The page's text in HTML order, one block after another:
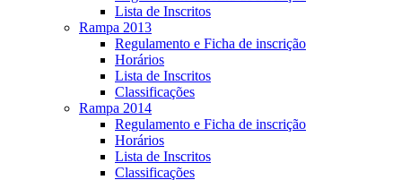
Lista de Inscritos
Rampa 2013
Regulamento e Ficha de inscrição
Horários
Lista de Inscritos
Classificações
Rampa 2014
Regulamento e Ficha de inscrição
Horários
Lista de Inscritos
Classificações